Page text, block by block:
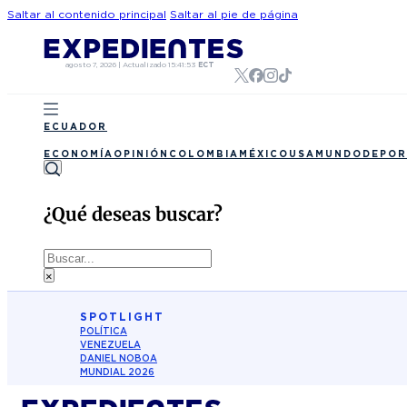
Saltar al contenido principal Saltar al pie de página
agosto 7, 2026 | Actualizado 15:41:53 ECT
ECUADOR
ECONOMÍA OPINIÓN COLOMBIA MÉXICO USA MUNDO
¿Qué deseas buscar?
Buscar
×
SPOTLIGHT
POLÍTICA
VENEZUELA
DANIEL NOBOA
MUNDIAL 2026